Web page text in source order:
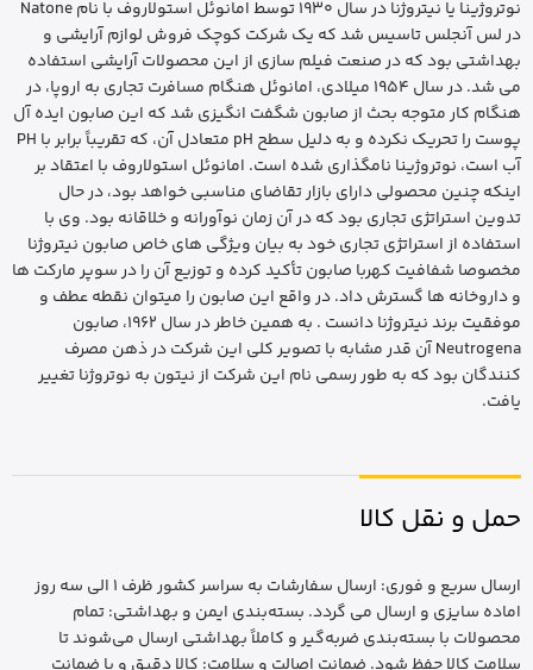
نوتروژینا یا نیتروژنا در سال 1930 توسط امانوئل استولاروف با نام Natone
در لس آنجلس تاسیس شد که یک شرکت کوچک فروش لوازم آرایشی و
بهداشتی بود که در صنعت فیلم سازی از این محصولات آرایشی استفاده
می شد. در سال 1954 میلادی، امانوئل هنگام مسافرت تجاری به اروپا، در
هنگام کار متوجه بحث از صابون شگفت انگیزی شد که این صابون ایده آل
پوست را تحریک نکرده و به دلیل سطح pH متعادل آن، که تقریباً برابر با PH
آب است، نوتروژینا نامگذاری شده است. امانوئل استولاروف با اعتقاد بر
اینکه چنین محصولی دارای بازار تقاضای مناسبی خواهد بود، در حال
تدوین استراتژی تجاری بود که در آن زمان نوآورانه و خلاقانه بود. وی با
استفاده از استراتژی تجاری خود به بیان ویژگی های خاص صابون نیتروژنا
مخصوصا شفافیت کهربا صابون تأکید کرده و توزیع آن را در سوپر مارکت ها
و داروخانه ها گسترش داد. در واقع این صابون را میتوان نقطه عطف و
موفقیت برند نیتروژنا دانست . به همین خاطر در سال 1962، صابون
Neutrogena آن قدر مشابه با تصویر کلی این شرکت در ذهن‌ مصرف
کنندگان بود که به طور رسمی نام این شرکت از نیتون به نوتروژنا تغییر
یافت.
حمل و نقل کالا
ارسال سریع و فوری: ارسال سفارشات به سراسر کشور ظرف 1 الی سه روز
اماده سایزی و ارسال می گردد. بسته‌بندی ایمن و بهداشتی: تمام
محصولات با بسته‌بندی ضربه‌گیر و کاملاً بهداشتی ارسال می‌شوند تا